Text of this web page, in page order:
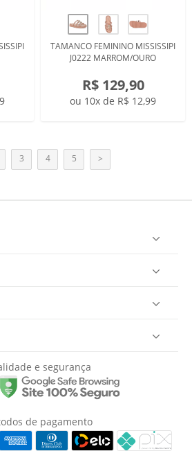
TAMANCO FEMININO MISSISSIPI
J0222 MARROM/OURO
R$ 129,90
ou 10x de R$ 12,99
3 4 5 >
e segurança
de pagamento